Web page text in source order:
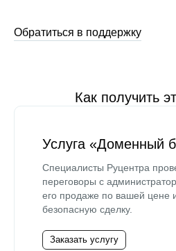
Обратиться в поддержку
Как получить
Услуга «Доменный
Специалисты Руцентра
переговоры с
его продаже по вашей цене
безопасную сделку.
Заказать услугу